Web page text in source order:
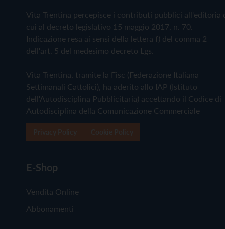
Vita Trentina percepisce i contributi pubblici all'editoria
cui al decreto legislativo 15 maggio 2017, n. 70.
Indicazione resa ai sensi della lettera f) del comma 2
dell'art. 5 del medesimo decreto Lgs.
Vita Trentina, tramite la Fisc (Federazione Italiana
Settimanali Cattolici), ha aderito allo IAP (Istituto
dell'Autodisciplina Pubblicitaria) accettando il Codice di
Autodisciplina della Comunicazione Commerciale
E-Shop
Vendita Online
Abbonamenti